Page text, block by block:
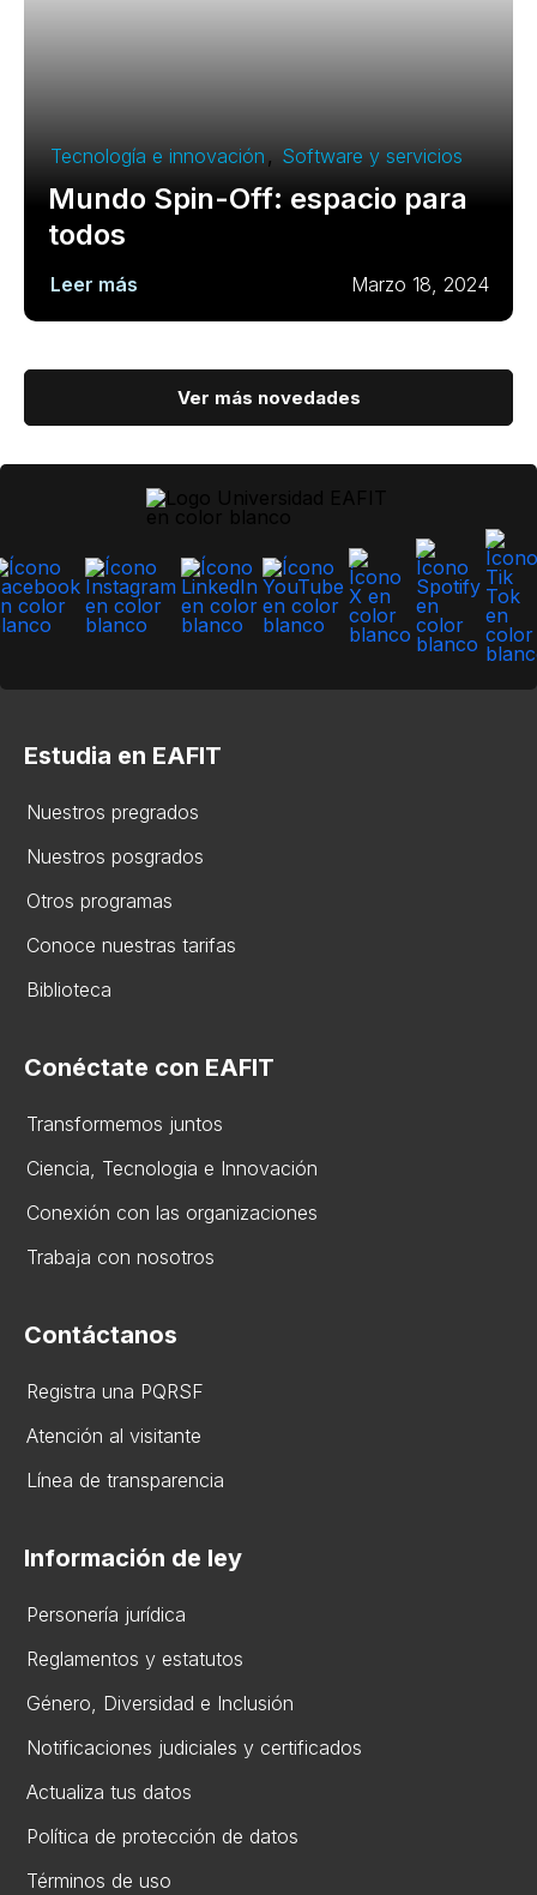
Tecnología e innovación , Software y servicios
Mundo Spin-Off: espacio para
todos
Leer más Marzo 18, 2024
Ver más novedades
Estudia en EAFIT
Nuestros pregrados
Nuestros posgrados
Otros programas
Conoce nuestras tarifas
Biblioteca
Conéctate con EAFIT
Transformemos juntos
Ciencia, Tecnologia e Innovación
Conexión con las organizaciones
Trabaja con nosotros
Contáctanos
Registra una PQRSF
Atención al visitante
Línea de transparencia
Información de ley
Personería jurídica
Reglamentos y estatutos
Gén​ero, Diversidad ​e Inclusión
Notificaciones judiciales y certificados
Actualiza tus datos
Política de protección de datos
Términos de uso